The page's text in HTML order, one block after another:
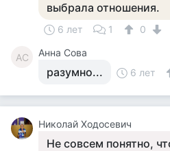
выбрала отношения.
6 лет 1 0
АС Анна Сова
разумно... 6 лет
Николай Ходосевич
Не совсем понятно,